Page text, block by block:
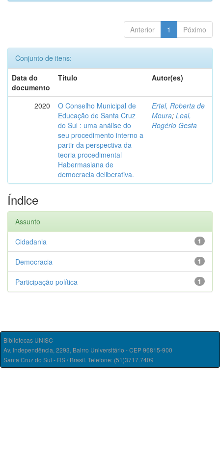
Anterior 1 Póximo
Conjunto de itens:
Data do
documento
Título Autor(es)
2020
O Conselho Municipal de
Educação de Santa Cruz
do Sul : uma análise do
seu procedimento interno a
partir da perspectiva da
teoria procedimental
Habermasiana de
democracia deliberativa.
Ertel, Roberta de
Moura; Leal,
Rogério Gesta
Índice
Assunto
1
Cidadania
1
Democracia
1
Participação política
Bibliotecas UNISC
Av. Independência, 2293, Bairro Universitário - CEP 96815-900
Santa Cruz do Sul - RS / Brasil. Telefone: (51)3717.7409